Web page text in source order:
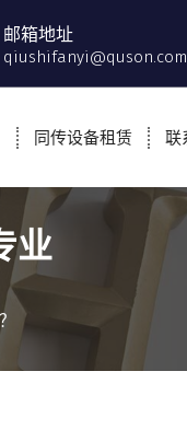
邮箱地址
qiushifanyi@quson.com
同传设备租赁 联
业